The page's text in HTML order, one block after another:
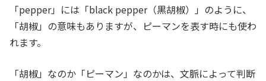
「pepper」には「black pepper（黒胡椒）」のように、
「胡椒」の意味もありますが、ピーマンを表す時にも使わ
れます。
「胡椒」なのか「ピーマン」なのかは、文脈によって判断